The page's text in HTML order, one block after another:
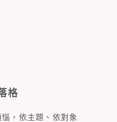
格
，依主題、依對象